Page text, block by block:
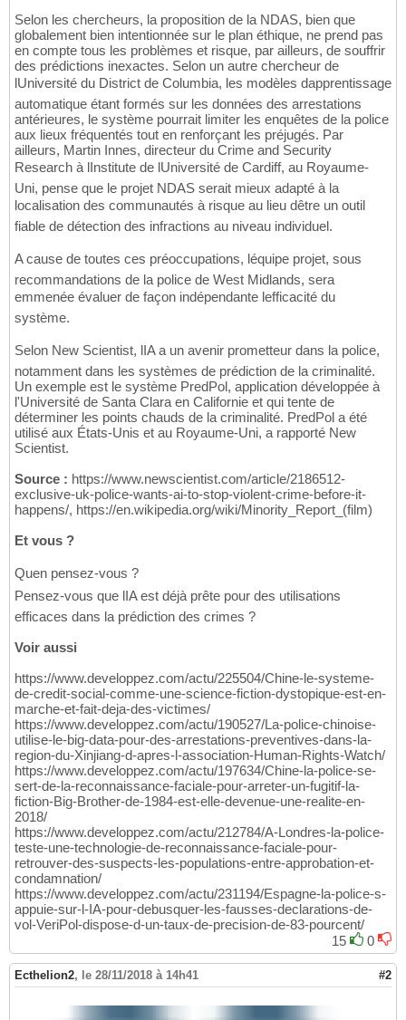
Selon les chercheurs, la proposition de la NDAS, bien que
globalement bien intentionnée sur le plan éthique, ne prend pas
en compte tous les problèmes et risque, par ailleurs, de souffrir
des prédictions inexactes. Selon un autre chercheur de
lUniversité du District de Columbia, les modèles dapprentissage
automatique étant formés sur les données des arrestations
antérieures, le système pourrait limiter les enquêtes de la police
aux lieux fréquentés tout en renforçant les préjugés. Par
ailleurs, Martin Innes, directeur du Crime and Security
Research à lInstitute de lUniversité de Cardiff, au Royaume-
Uni, pense que le projet NDAS serait mieux adapté à la
localisation des communautés à risque au lieu dêtre un outil
fiable de détection des infractions au niveau individuel.
A cause de toutes ces préoccupations, léquipe projet, sous
recommandations de la police de West Midlands, sera
emmenée évaluer de façon indépendante lefficacité du
système.
Selon New Scientist, lIA a un avenir prometteur dans la police,
notamment dans les systèmes de prédiction de la criminalité.
Un exemple est le système PredPol, application développée à
l'Université de Santa Clara en Californie et qui tente de
déterminer les points chauds de la criminalité. PredPol a été
utilisé aux États-Unis et au Royaume-Uni, a rapporté New
Scientist.
Source : https://www.newscientist.com/article/2186512-
exclusive-uk-police-wants-ai-to-stop-violent-crime-before-it-
happens/, https://en.wikipedia.org/wiki/Minority_Report_(film)
Et vous ?
Quen pensez-vous ?
Pensez-vous que lIA est déjà prête pour des utilisations
efficaces dans la prédiction des crimes ?
Voir aussi
https://www.developpez.com/actu/225504/Chine-le-systeme-
de-credit-social-comme-une-science-fiction-dystopique-est-en-
marche-et-fait-deja-des-victimes/
https://www.developpez.com/actu/190527/La-police-chinoise-
utilise-le-big-data-pour-des-arrestations-preventives-dans-la-
region-du-Xinjiang-d-apres-l-association-Human-Rights-Watch/
https://www.developpez.com/actu/197634/Chine-la-police-se-
sert-de-la-reconnaissance-faciale-pour-arreter-un-fugitif-la-
fiction-Big-Brother-de-1984-est-elle-devenue-une-realite-en-
2018/
https://www.developpez.com/actu/212784/A-Londres-la-police-
teste-une-technologie-de-reconnaissance-faciale-pour-
retrouver-des-suspects-les-populations-entre-approbation-et-
condamnation/
https://www.developpez.com/actu/231194/Espagne-la-police-s-
appuie-sur-l-IA-pour-debusquer-les-fausses-declarations-de-
vol-VeriPol-dispose-d-un-taux-de-precision-de-83-pourcent/
15
0
Ecthelion2, le 28/11/2018 à 14h41 #2